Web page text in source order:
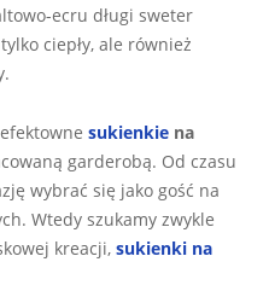
ecru długi sweter
ciepły, ale również
sukienkie na
garderobą. Od czasu
wybrać się jako gość na
Wtedy szukamy zwykle
kreacji, sukienki na